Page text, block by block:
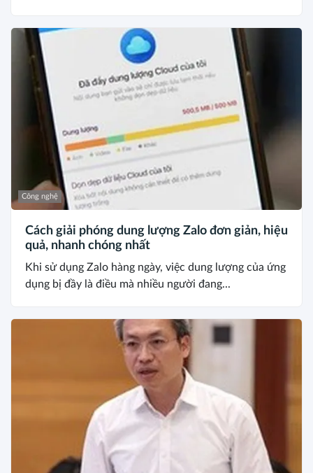
Công nghệ
Cách giải phóng dung lượng Zalo đơn giản, hiệu
quả, nhanh chóng nhất
Khi sử dụng Zalo hàng ngày, việc dung lượng của ứng
dụng bị đầy là điều mà nhiều người đang...